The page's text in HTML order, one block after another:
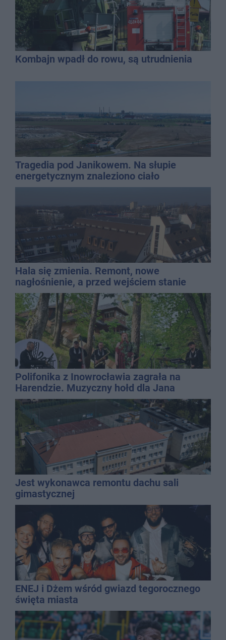
Kombajn wpadł do rowu, są utrudnienia
Tragedia pod Janikowem. Na słupie
energetycznym znaleziono ciało
mężczyzny
Hala się zmienia. Remont, nowe
nagłośnienie, a przed wejściem stanie
QEMETICA ARENA
Polifonika z Inowrocławia zagrała na
Harendzie. Muzyczny hołd dla Jana
Kasprowicza
Jest wykonawca remontu dachu sali
gimastycznej
ENEJ i Dżem wśród gwiazd tegorocznego
święta miasta